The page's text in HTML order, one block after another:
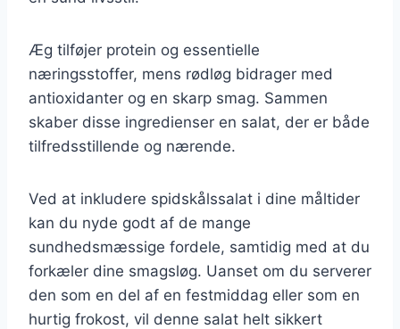
Æg tilføjer protein og essentielle
næringsstoffer, mens rødløg bidrager med
antioxidanter og en skarp smag. Sammen
skaber disse ingredienser en salat, der er både
tilfredsstillende og nærende.
Ved at inkludere spidskålssalat i dine måltider
kan du nyde godt af de mange
sundhedsmæssige fordele, samtidig med at du
forkæler dine smagsløg. Uanset om du serverer
den som en del af en festmiddag eller som en
hurtig frokost, vil denne salat helt sikkert